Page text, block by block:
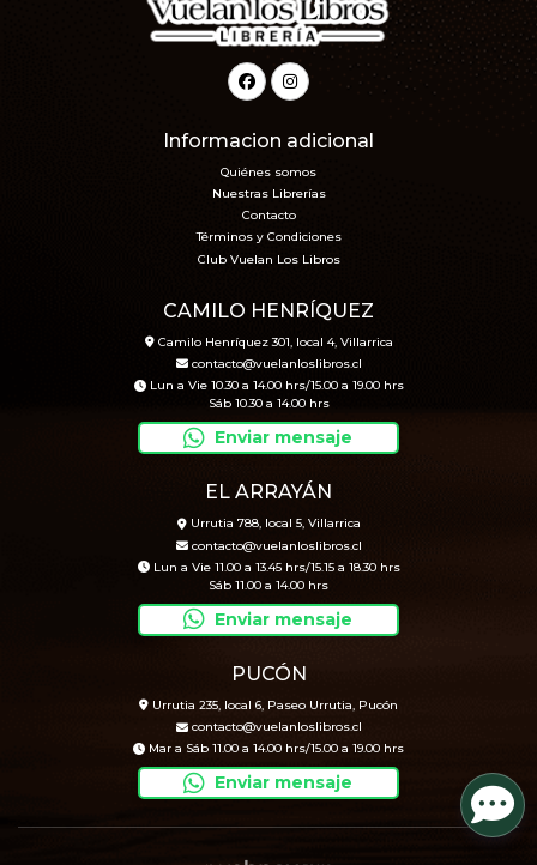
Informacion adicional
Quiénes somos
Nuestras Librerías
Contacto
Términos y Condiciones
Club Vuelan Los Libros
CAMILO HENRÍQUEZ
Camilo Henríquez 301, local 4, Villarrica
contacto@vuelanloslibros.cl
Lun a Vie 10.30 a 14.00 hrs/15.00 a 19.00 hrs
Sáb 10.30 a 14.00 hrs
Enviar mensaje
EL ARRAYÁN
Urrutia 788, local 5, Villarrica
contacto@vuelanloslibros.cl
Lun a Vie 11.00 a 13.45 hrs/15.15 a 18.30 hrs
Sáb 11.00 a 14.00 hrs
Enviar mensaje
PUCÓN
Urrutia 235, local 6, Paseo Urrutia, Pucón
contacto@vuelanloslibros.cl
Mar a Sáb 11.00 a 14.00 hrs/15.00 a 19.00 hrs
Enviar mensaje